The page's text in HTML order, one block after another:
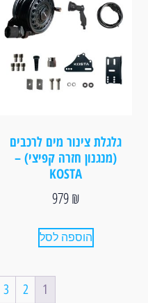
גלגלת צינור מים לרכבים
(מנגנון חזרה קפיצי) –
KOSTA⁩
979₪
הוספה לסל
1
2
3